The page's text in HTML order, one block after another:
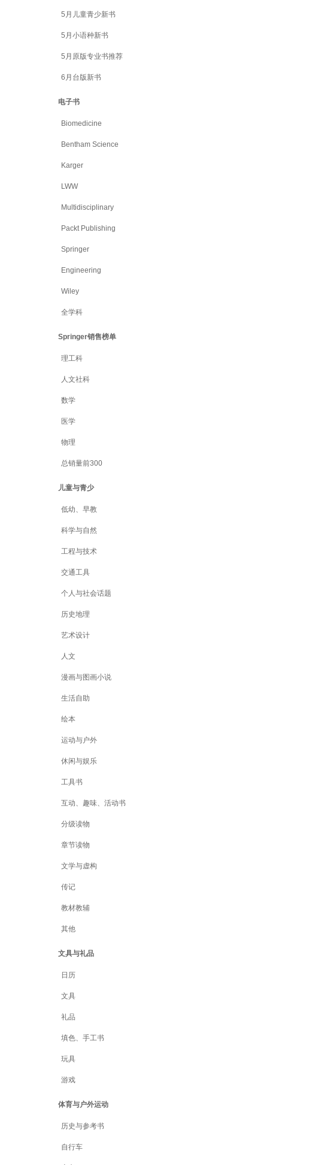
5月儿童青少新书
5月小语种新书
5月原版专业书推荐
6月台版新书
电子书
Biomedicine
Bentham Science
Karger
LWW
Multidisciplinary
Packt Publishing
Springer
Engineering
Wiley
全学科
Springer销售榜单
理工科
人文社科
数学
医学
物理
总销量前300
儿童与青少
低幼、早教
科学与自然
工程与技术
交通工具
个人与社会话题
历史地理
艺术设计
人文
漫画与图画小说
生活自助
绘本
运动与户外
休闲与娱乐
工具书
互动、趣味、活动书
分级读物
章节读物
文学与虚构
传记
教材教辅
其他
文具与礼品
日历
文具
礼品
填色、手工书
玩具
游戏
体育与户外运动
历史与参考书
自行车